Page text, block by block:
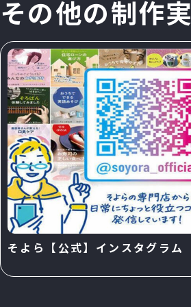
その他の制作実
そよら【公式】インスタグラム